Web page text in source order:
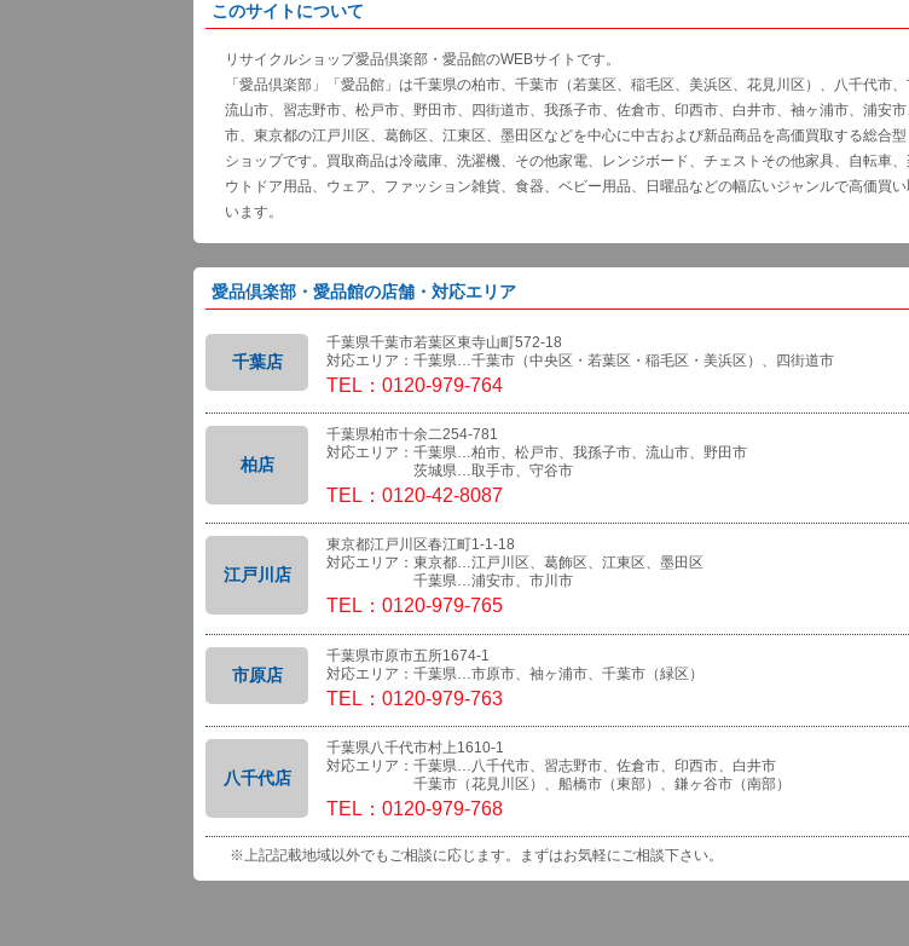
このサイトについて
リサイクルショップ愛品倶楽部・愛品館のWEBサイトです。
「愛品倶楽部」「愛品館」は千葉県の柏市、千葉市（若葉区、稲毛区、美浜区、花見川区）、八千代市、
流山市、習志野市、松戸市、野田市、四街道市、我孫子市、佐倉市、印西市、白井市、袖ヶ浦市、浦安市
市、東京都の江戸川区、葛飾区、江東区、墨田区などを中心に中古および新品商品を高価買取する総合
ショップです。買取商品は冷蔵庫、洗濯機、その他家電、レンジボード、チェストその他家具、自転車
ウトドア用品、ウェア、ファッション雑貨、食器、ベビー用品、日曜品などの幅広いジャンルで高価買
います。
愛品倶楽部・愛品館の店舗・対応エリア
千葉店
千葉県千葉市若葉区東寺山町572-18
対応エリア：千葉県…千葉市（中央区・若葉区・稲毛区・美浜区）、四街道市
TEL：0120-979-764
柏店
千葉県柏市十余二254-781
対応エリア：千葉県…柏市、松戸市、我孫子市、流山市、野田市
茨城県…取手市、守谷市
TEL：0120-42-8087
江戸川店
東京都江戸川区春江町1-1-18
対応エリア：東京都…江戸川区、葛飾区、江東区、墨田区
千葉県…浦安市、市川市
TEL：0120-979-765
市原店
千葉県市原市五所1674-1
対応エリア：千葉県…市原市、袖ヶ浦市、千葉市（緑区）
TEL：0120-979-763
八千代店
千葉県八千代市村上1610-1
対応エリア：千葉県…八千代市、習志野市、佐倉市、印西市、白井市
千葉市（花見川区）、船橋市（東部）、鎌ヶ谷市（南部）
TEL：0120-979-768
※上記記載地域以外でもご相談に応じます。まずはお気軽にご相談下さい。